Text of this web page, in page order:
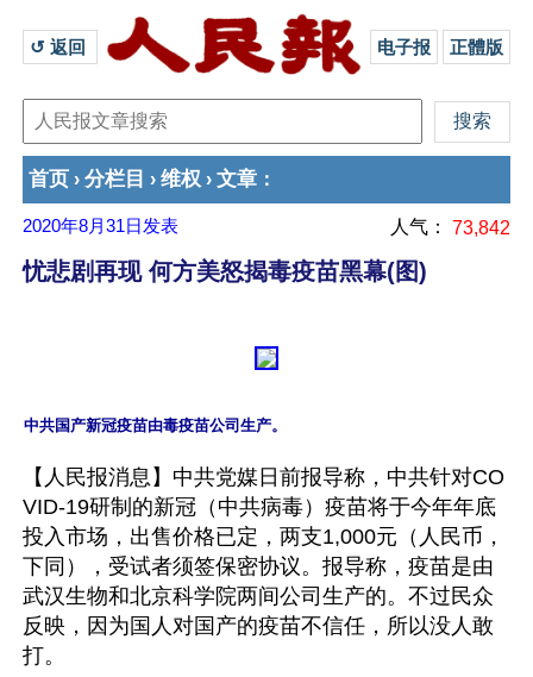
↺ 返回 电子报 正體版
首页 › 分栏目 › 维权 › 文章 ：
2020年8月31日 发表 人气： 73,842
忧悲剧再现 何方美怒揭毒疫苗黑幕(图)
【人民报消息】中共党媒日前报导称，中共针对CO
VID-19研制的新冠（中共病毒）疫苗将于今年年底
投入市场，出售价格已定，两支1,000元（人民币，
下同），受试者须签保密协议。报导称，疫苗是由
武汉生物和北京科学院两间公司生产的。不过民众
反映，因为国人对国产的疫苗不信任，所以没人敢
打。